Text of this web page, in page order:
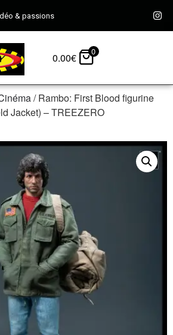
& passions
0.00€ 0
/ Rambo: First Blood figurine
Jacket) – TREEZERO